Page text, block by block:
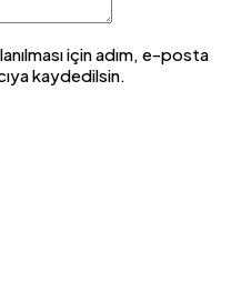
için adım, e-posta
kaydedilsin.